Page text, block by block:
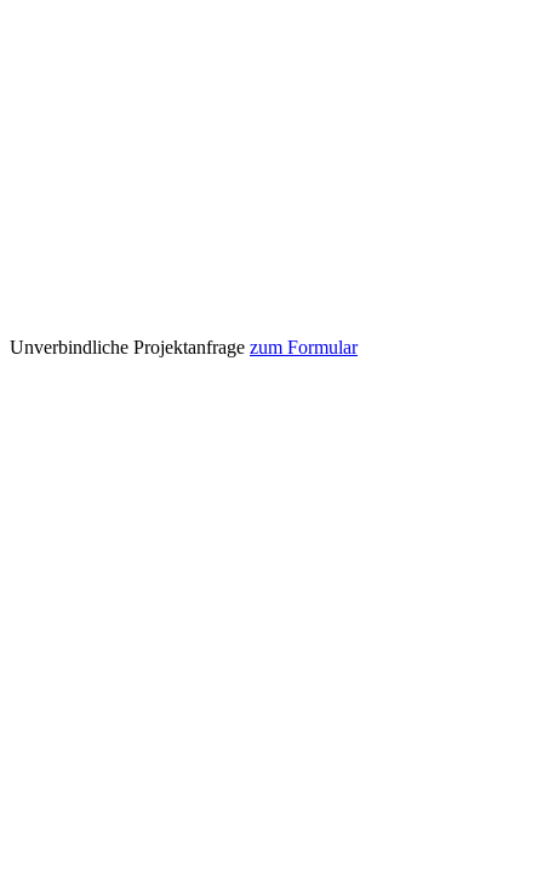
Unverbindliche Projektanfrage zum Formular